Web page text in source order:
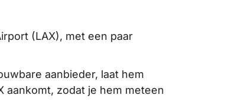
(LAX), met een paar
aanbieder, laat hem
aankomt, zodat je hem meteen